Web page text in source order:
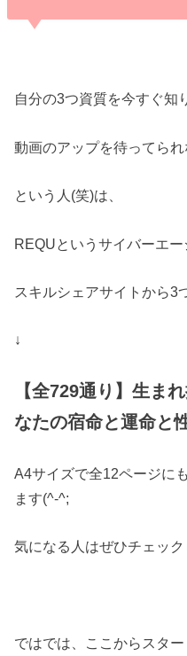
自分の3つ資質を今すぐ知
動画のアップを待ってられ
という人(笑)は、
REQUというサイバーエ
スキルシェアサイトから3
↓
【全729通り】生ま
なたの宿命と運命と
A4サイズで全12ページに
ます(^-^;
気になる人はぜひチェック
ではでは、ここからスター